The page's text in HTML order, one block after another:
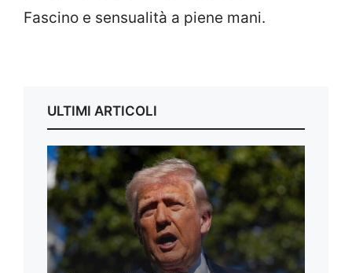
Fascino e sensualità a piene mani.
ULTIMI ARTICOLI